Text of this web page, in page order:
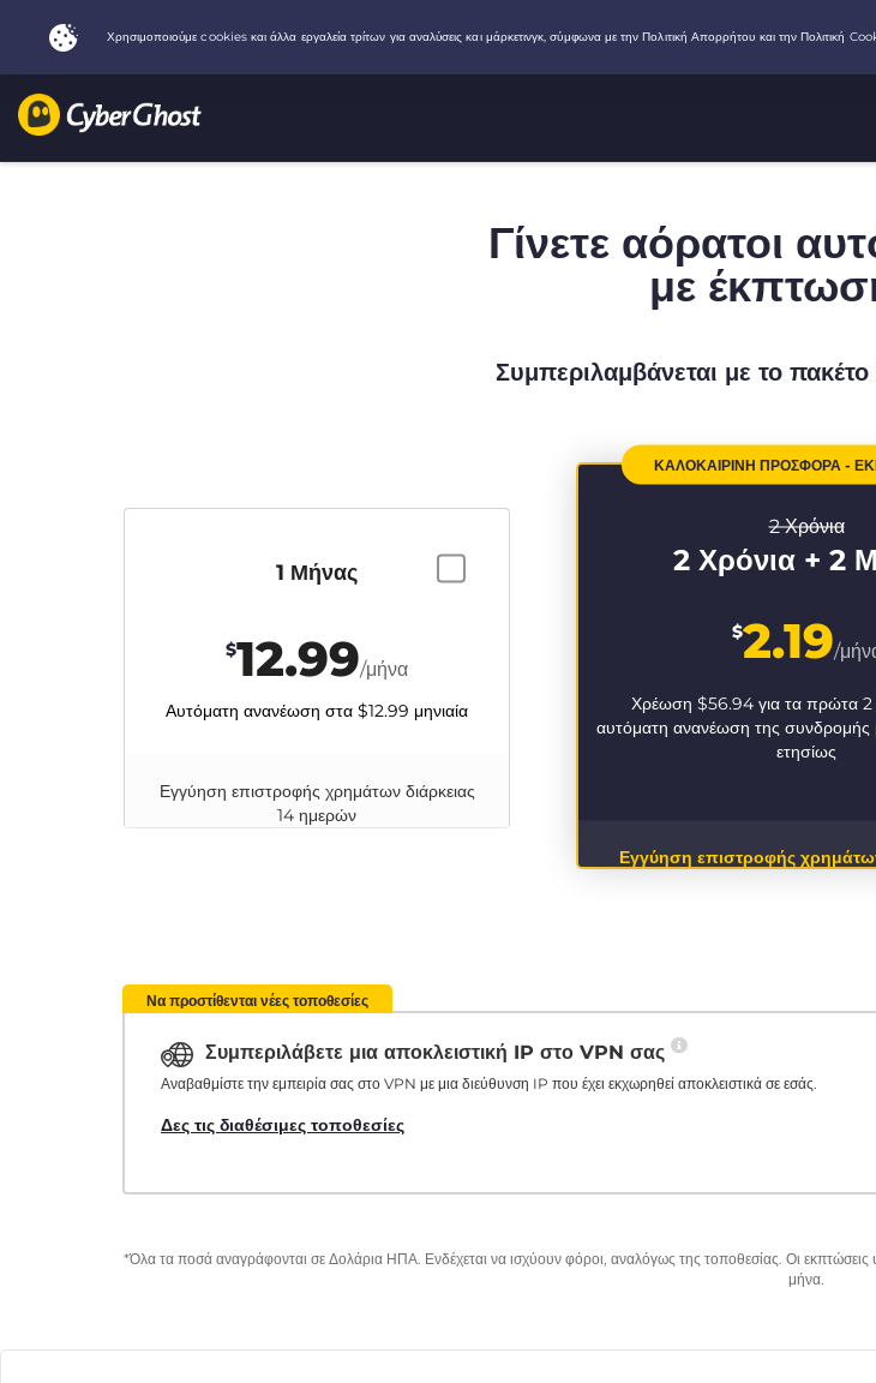
Γίνετε αόρατοι
με
Συμπεριλαμβάνεται με το
ΚΑΛΟΚΑΙΡΙΝΉ ΠΡΟΣΦΟΡΆ -
2 Χρόνια
2 Χρόνια + 2
$2.19/
Χρέωση $56.94 για τα πρώτα 2
αυτόματη ανανέωση της συνδρομής
ετησίως
Εγγύηση επιστροφής
1 Μήνας
$12.99/μήνα
Αυτόματη ανανέωση στα $12.99 μηνιαία
Εγγύηση επιστροφής χρημάτων διάρκειας
14 ημερών
Να προστίθενται νέες τοποθεσίες
Συμπεριλάβετε μια αποκλειστική IP στο VPN σας
Αναβαθμίστε την εμπειρία σας στο VPN με μια διεύθυνση IP που έχει εκχωρηθεί αποκλειστικά σε εσάς.
Δες τις διαθέσιμες τοποθεσίες
*Όλα τα ποσά αναγράφονται σε Δολάρια ΗΠΑ. Ενδέχεται να ισχύουν φόροι, αναλόγως της τοποθεσίας. Οι εκπτώσεις
μήνα.